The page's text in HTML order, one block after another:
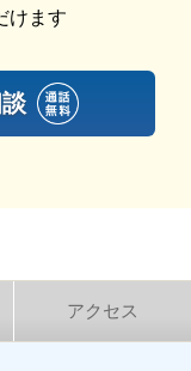
ランです。
】の家族葬
、家族葬を執り
間をゆっくりと
けます
アクセス